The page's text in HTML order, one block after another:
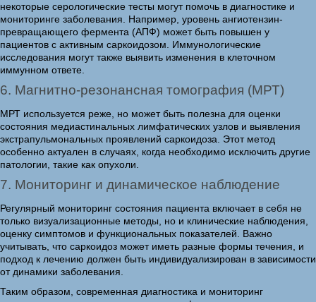
некоторые серологические тесты могут помочь в диагностике и
мониторинге заболевания. Например, уровень ангиотензин-
превращающего фермента (АПФ) может быть повышен у
пациентов с активным саркоидозом. Иммунологические
исследования могут также выявить изменения в клеточном
иммунном ответе.
6. Магнитно-резонансная томография (МРТ)
МРТ используется реже, но может быть полезна для оценки
состояния медиастинальных лимфатических узлов и выявления
экстрапульмональных проявлений саркоидоза. Этот метод
особенно актуален в случаях, когда необходимо исключить другие
патологии, такие как опухоли.
7. Мониторинг и динамическое наблюдение
Регулярный мониторинг состояния пациента включает в себя не
только визуализационные методы, но и клинические наблюдения,
оценку симптомов и функциональных показателей. Важно
учитывать, что саркоидоз может иметь разные формы течения, и
подход к лечению должен быть индивидуализирован в зависимости
от динамики заболевания.
Таким образом, современная диагностика и мониторинг